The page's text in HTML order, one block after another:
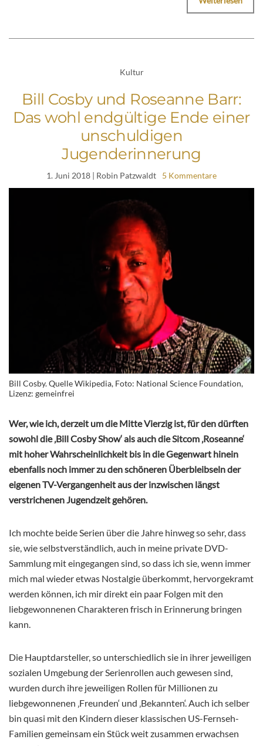
Kultur
Bill Cosby und Roseanne Barr:
Das wohl endgültige Ende einer
unschuldigen
Jugenderinnerung
1. Juni 2018 | Robin Patzwaldt 5 Kommentare
Bill Cosby. Quelle Wikipedia, Foto: National Science Foundation,
Lizenz: gemeinfrei
Wer, wie ich, derzeit um die Mitte Vierzig ist, für den dürften
sowohl die ‚Bill Cosby Show‘ als auch die Sitcom ‚Roseanne‘
mit hoher Wahrscheinlichkeit bis in die Gegenwart hinein
ebenfalls noch immer zu den schöneren Überbleibseln der
eigenen TV-Vergangenheit aus der inzwischen längst
verstrichenen Jugendzeit gehören.
Ich mochte beide Serien über die Jahre hinweg so sehr, dass
sie, wie selbstverständlich, auch in meine private DVD-
Sammlung mit eingegangen sind, so dass ich sie, wenn immer
mich mal wieder etwas Nostalgie überkommt, hervorgekramt
werden können, ich mir direkt ein paar Folgen mit den
liebgewonnenen Charakteren frisch in Erinnerung bringen
kann.
Die Hauptdarsteller, so unterschiedlich sie in ihrer jeweiligen
sozialen Umgebung der Serienrollen auch gewesen sind,
wurden durch ihre jeweiligen Rollen für Millionen zu
liebgewonnenen ‚Freunden‘ und ‚Bekannten‘. Auch ich selber
bin quasi mit den Kindern dieser klassischen US-Fernseh-
Familien gemeinsam ein Stück weit zusammen erwachsen